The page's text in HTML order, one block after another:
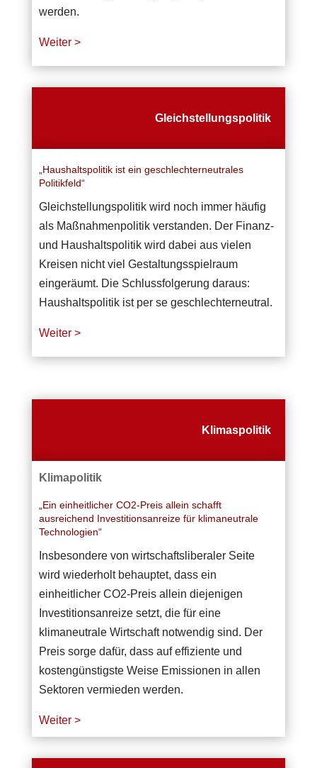
werden.
Weiter >
Gleichstellungspolitik
„Haushaltspolitik ist ein geschlechterneutrales
Politikfeld“
Gleichstellungspolitik wird noch immer häufig
als Maßnahmenpolitik verstanden. Der Finanz-
und Haushaltspolitik wird dabei aus vielen
Kreisen nicht viel Gestaltungsspielraum
eingeräumt. Die Schlussfolgerung daraus:
Haushaltspolitik ist per se geschlechterneutral.
Weiter >
Klimaspolitik
Klimapolitik
„Ein einheitlicher CO2-Preis allein schafft
ausreichend Investitionsanreize für klimaneutrale
Technologien“
Insbesondere von wirtschaftsliberaler Seite
wird wiederholt behauptet, dass ein
einheitlicher CO2-Preis allein diejenigen
Investitionsanreize setzt, die für eine
klimaneutrale Wirtschaft notwendig sind. Der
Preis sorge dafür, dass auf effiziente und
kostengünstigste Weise Emissionen in allen
Sektoren vermieden werden.
Weiter >